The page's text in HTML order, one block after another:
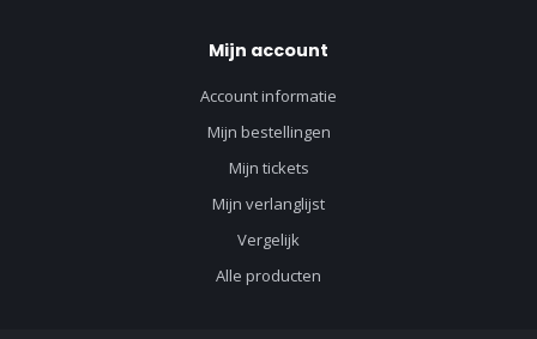
Mijn account
Account informatie
Mijn bestellingen
Mijn tickets
Mijn verlanglijst
Vergelijk
Alle producten